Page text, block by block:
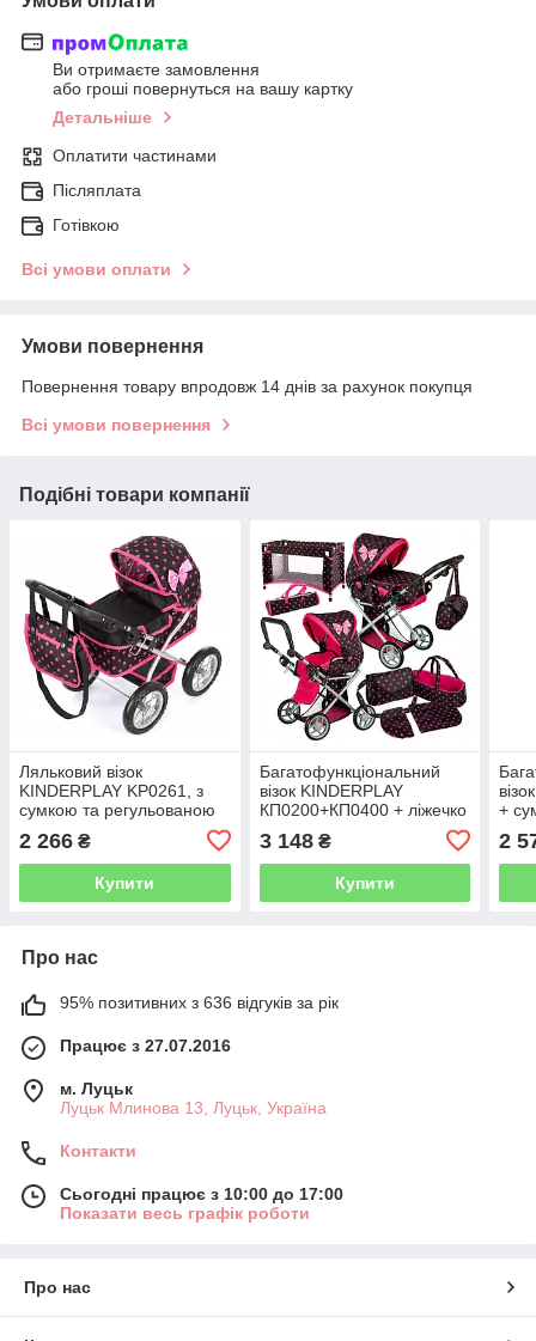
Ви отримаєте замовлення
або гроші повернуться на вашу картку
Детальніше
Оплатити частинами
Післяплата
Готівкою
Всі умови оплати
Умови повернення
Повернення товару впродовж 14 днів за рахунок покупця
Всі умови повернення
Подібні товари компанії
Ляльковий візок
KINDERPLAY KP0261, з
сумкою та регульованою
2 266 ₴
Купити
Багатофункціональний
візок KINDERPLAY
КП0200+КП0400 + ліжечко
3 148₴
Купити
+
2
Про нас
95% позитивних з 636 відгуків за рік
Працює з 27.07.2016
м. Луцьк
Луцьк Млинова 13, Луцьк, Україна
Контакти
Сьогодні працює з 10:00 до 17:00
Показати весь графік роботи
Про нас